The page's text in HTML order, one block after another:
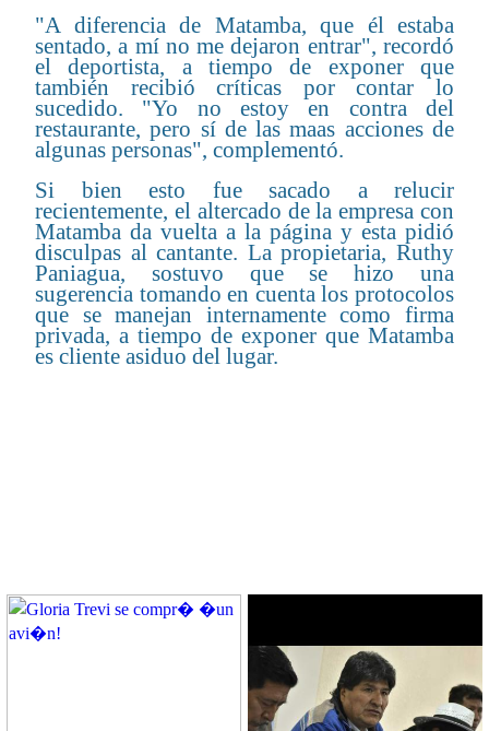
"A diferencia de Matamba, que él estaba
sentado, a mí no me dejaron entrar", recordó
el deportista, a tiempo de exponer que
también recibió críticas por contar lo
sucedido. "Yo no estoy en contra del
restaurante, pero sí de las maas acciones de
algunas personas", complementó.
Si bien esto fue sacado a relucir
recientemente, el altercado de la empresa con
Matamba da vuelta a la página y esta pidió
disculpas al cantante. La propietaria, Ruthy
Paniagua, sostuvo que se hizo una
sugerencia tomando en cuenta los protocolos
que se manejan internamente como firma
privada, a tiempo de exponer que Matamba
es cliente asiduo del lugar.